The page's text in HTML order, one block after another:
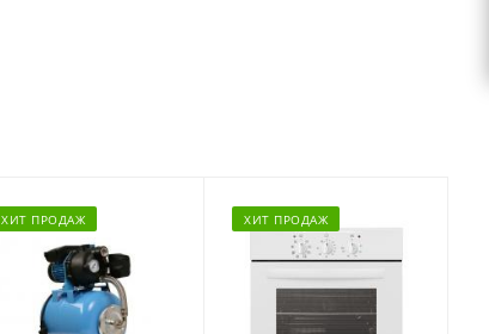
ХИТ ПРОДАЖ ХИТ ПРОДАЖ